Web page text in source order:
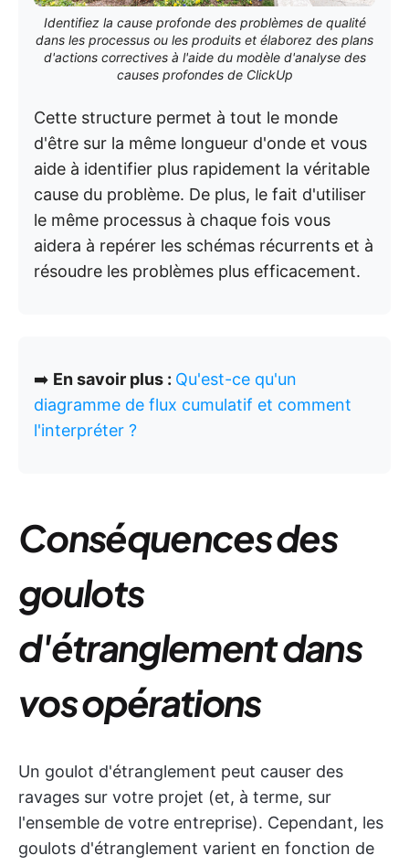
Identifiez la cause profonde des problèmes de qualité
dans les processus ou les produits et élaborez des plans
d'actions correctives à l'aide du modèle d'analyse des
causes profondes de ClickUp
Cette structure permet à tout le monde
d'être sur la même longueur d'onde et vous
aide à identifier plus rapidement la véritable
cause du problème. De plus, le fait d'utiliser
le même processus à chaque fois vous
aidera à repérer les schémas récurrents et à
résoudre les problèmes plus efficacement.
➡️ En savoir plus : Qu'est-ce qu'un
diagramme de flux cumulatif et comment
l'interpréter ?
Conséquences des
goulots
d'étranglement dans
vos opérations
Un goulot d'étranglement peut causer des
ravages sur votre projet (et, à terme, sur
l'ensemble de votre entreprise). Cependant, les
goulots d'étranglement varient en fonction de